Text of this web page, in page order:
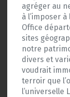
agréger au
à l’imposer
Office
sites
notre
divers et
voudrait
terroir que
l’universelle